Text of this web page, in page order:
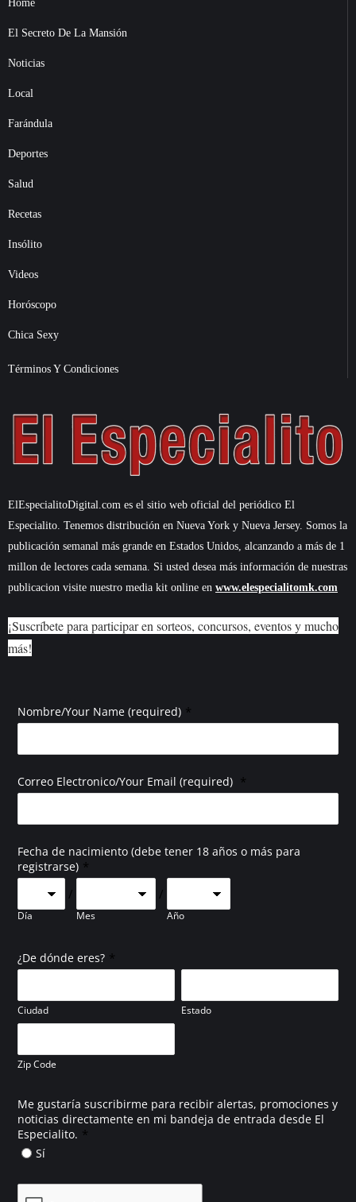
Home
El Secreto De La Mansión
Noticias
Local
Farándula
Deportes
Salud
Recetas
Insólito
Videos
Horóscopo
Chica Sexy
Términos Y Condiciones
ElEspecialitoDigital.com es el sitio web oficial del periódico El
Especialito. Tenemos distribución en Nueva York y Nueva Jersey. Somos la
publicación semanal más grande en Estados Unidos, alcanzando a más de 1
millon de lectores cada semana. Si usted desea más información de nuestras
publicacion visite nuestro media kit online en www.elespecialitomk.com
¡Suscríbete para participar en sorteos, concursos, eventos y mucho
más!
Nombre/Your Name (required) *
Correo Electronico/Your Email (required) *
Fecha de nacimiento (debe tener 18 años o más para
registrarse) *
Día
/
Mes
/
Año
¿De dónde eres? *
Ciudad Estado
Zip Code
Me gustaría suscribirme para recibir alertas, promociones y
noticias directamente en mi bandeja de entrada desde El
Especialito. *
Sí